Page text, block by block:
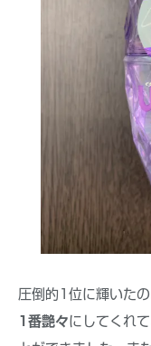
圧倒的1位に輝いた
1番艶々にしてくれ